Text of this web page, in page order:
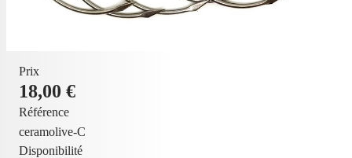
Prix
18,00 €
Référence
ceramolive-C
Disponibilité